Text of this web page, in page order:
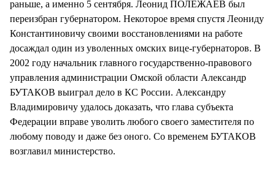
раньше, а именно 5 сентября. Леонид ПОЛЕЖАЕВ был
переизбран губернатором. Некоторое время спустя Леониду
Константиновичу своими восстановлениями на работе
досаждал один из уволенных омских вице-губернаторов. В
2002 году начальник главного государственно-правового
управления администрации Омской области Александр
БУТАКОВ выиграл дело в КС России. Александру
Владимировичу удалось доказать, что глава субъекта
Федерации вправе уволить любого своего заместителя по
любому поводу и даже без оного. Со временем БУТАКОВ
возглавил министерство.